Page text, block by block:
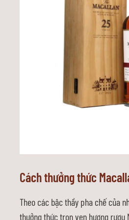
Cách thưởng thức
Theo các bậc thầy pha chế của
thưởng thức trọn vẹn hương rượu